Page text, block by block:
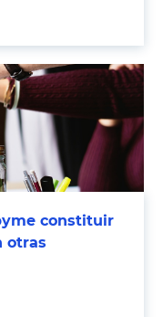
constituir
otras